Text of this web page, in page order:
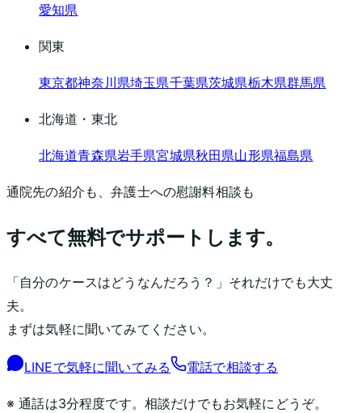
愛知県
関東
東京都神奈川県埼玉県千葉県茨城県栃木県群馬県
北海道・東北
北海道青森県岩手県宮城県秋田県山形県福島県
通院先の紹介も、弁護士への慰謝料相談も
すべて無料でサポートします。
「自分のケースはどうなんだろう？」それだけでも大丈
夫。
まずは気軽に聞いてみてください。
LINEで気軽に聞いてみる 電話で相談する
※ 通話は3分程度です。相談だけでもお気軽にどうぞ。